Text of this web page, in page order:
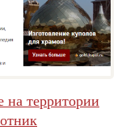
на территории